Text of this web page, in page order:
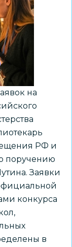
на
РФ и
поручению
Заявки
конкурса
в